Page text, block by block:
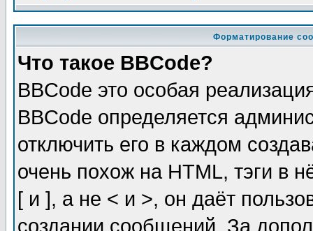
Форматирование
Что такое BBCode?
BBCode это особая
BBCode определяется
отключить его в каждом
очень похож на HTML, тэги в
[ и ], а не < и >, он даёт
создании сообщений. За